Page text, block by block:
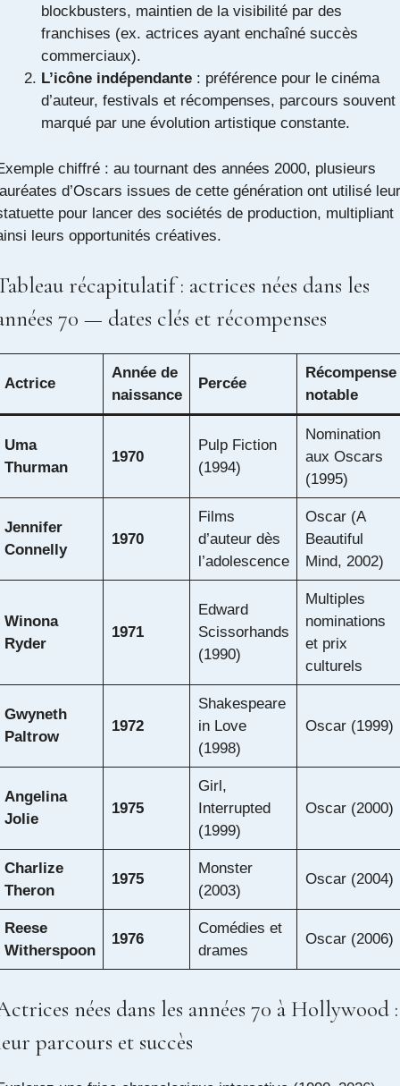
blockbusters, maintien de la visibilité par des
franchises (ex. actrices ayant enchaîné succès
commerciaux).
L’icône indépendante : préférence pour le cinéma
d’auteur, festivals et récompenses, parcours souvent
marqué par une évolution artistique constante.
chiffré : au tournant des années 2000, plusieurs
d’Oscars issues de cette génération ont utilisé leur
pour lancer des sociétés de production, multipliant
leurs opportunités créatives.
récapitulatif : actrices nées dans les
70 — dates clés et récompenses
Actrice
Année de
naissance
Percée
Récompense
notable
Uma
Thurman
1970
Pulp Fiction
(1994)
Nomination
aux Oscars
(1995)
Jennifer
Connelly
1970
Films
d’auteur dès
l’adolescence
Oscar (A
Beautiful
Mind, 2002)
Winona
Ryder
1971
Edward
Scissorhands
(1990)
Multiples
nominations
et prix
culturels
Gwyneth
Paltrow
1972
Shakespeare
in Love
(1998)
Oscar (1999)
Angelina
Jolie
1975
Girl,
Interrupted
(1999)
Oscar (2000)
Charlize
Theron
1975
Monster
(2003)
Oscar (2004)
Reese
Witherspoon
1976
Comédies et
drames
Oscar (2006)
nées dans les années 70 à Hollywood :
parcours et succès